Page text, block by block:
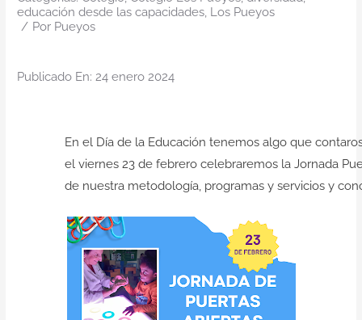
educación desde las capacidades, Los Pueyos
/ Por Pueyos
Publicado En: 24 enero 2024
En el Día de la Educación tenemos algo que
el viernes 23 de febrero celebraremos la Jornada
de nuestra metodología, programas y servicios y